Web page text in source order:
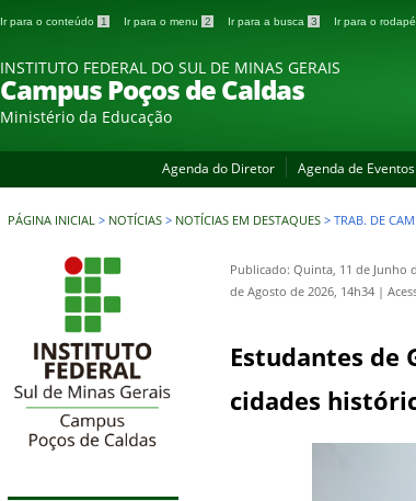
Ir para o conteúdo 1 Ir para o menu 2 Ir para a busca 3 Ir para o rodapé
INSTITUTO FEDERAL DO SUL DE MINAS GERAIS
Campus Poços de Caldas
Ministério da Educação
Agenda do Diretor Agenda de Eventos
PÁGINA INICIAL > NOTÍCIAS > NOTÍCIAS EM DESTAQUES > TRAB. DE
Publicado: Quinta, 11 de Junho
de Agosto de 2026, 14h34 |
Estudantes de
cidades